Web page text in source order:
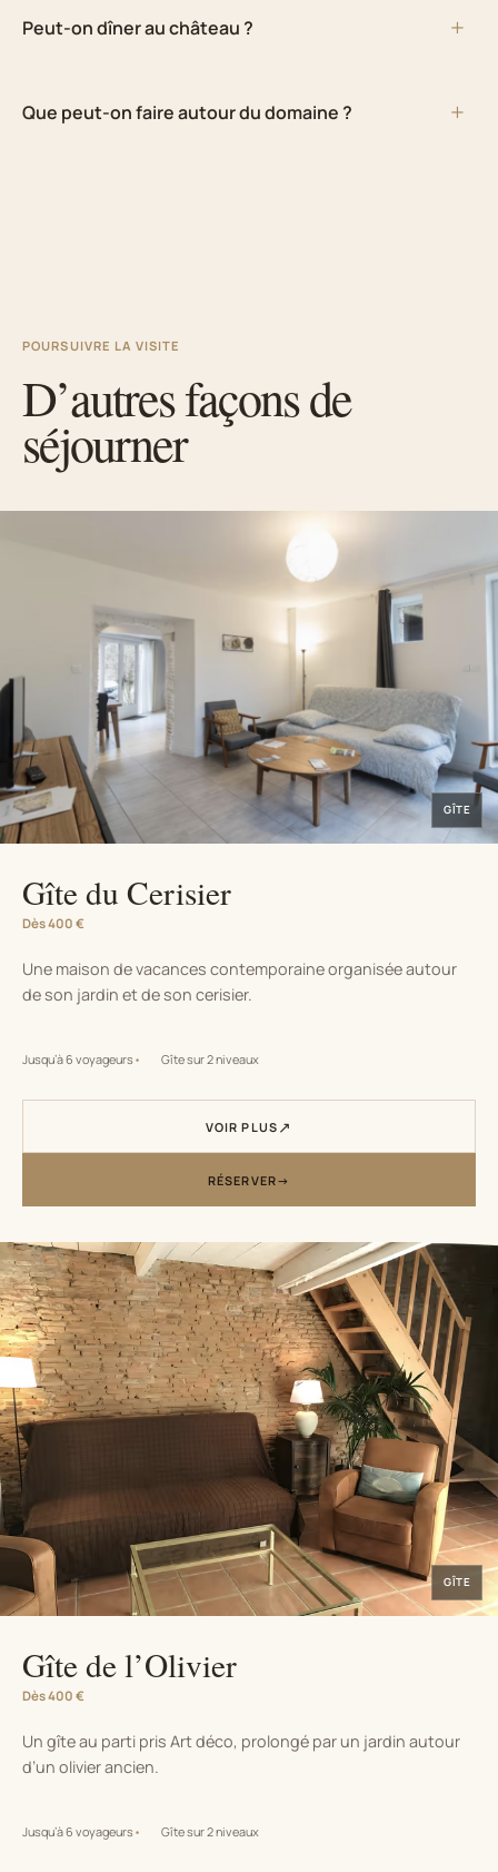
Peut-on dîner au château ?
Que peut-on faire autour du domaine ?
POURSUIVRE LA VISITE
D’autres façons de
séjourner
GÎTE
Gîte du Cerisier
Dès 400 €
Une maison de vacances contemporaine organisée autour
de son jardin et de son cerisier.
Jusqu’à 6 voyageurs Gîte sur 2 niveaux
VOIR PLUS
RÉSERVER
GÎTE
Gîte de l’Olivier
Dès 400 €
Un gîte au parti pris Art déco, prolongé par un jardin autour
d’un olivier ancien.
Jusqu’à 6 voyageurs Gîte sur 2 niveaux